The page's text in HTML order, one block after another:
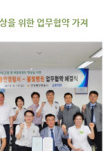
을 위한 업무협약 가져